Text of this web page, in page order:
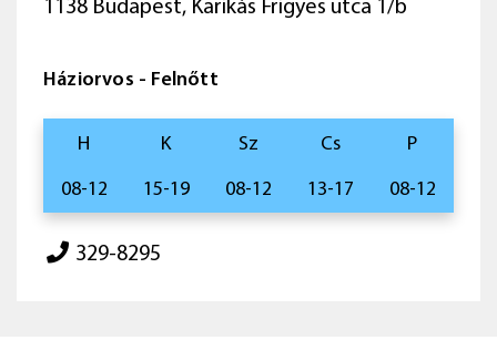
1138 Budapest, Karikás Frigyes utca 1/b
Háziorvos - Felnőtt
H K Sz Cs P
08-12 15-19 08-12 13-17 08-12
329-8295